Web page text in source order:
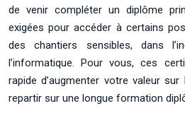
de venir compléter un diplôme
exigées pour accéder à certains
des chantiers sensibles, dans
l’informatique. Pour vous, ces
rapide d’augmenter votre valeur
repartir sur une longue formation